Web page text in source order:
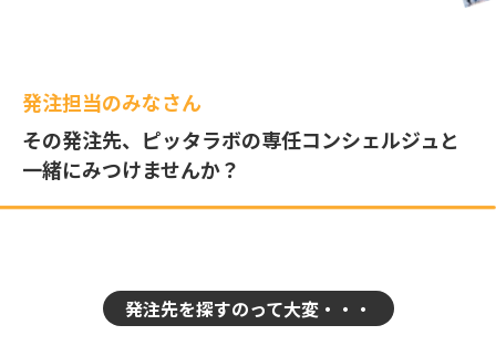
発注担当のみなさん
その発注先、ピッタラボの専任コンシェルジュと
一緒にみつけませんか？
発注先を探すのって大変・・・